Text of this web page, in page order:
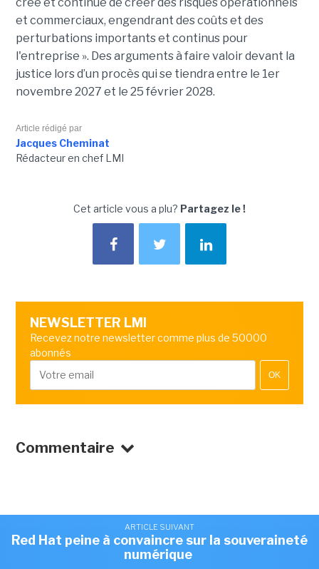
et commerciaux, engendrant des coûts et des
perturbations importants et continus pour
l'entreprise ». Des arguments à faire valoir devant la
justice lors d’un procès qui se tiendra entre le 1er
novembre 2027 et le 25 février 2028.
Article rédigé par
Jacques Cheminat
Rédacteur en chef LMI
Cet article vous a plu? Partagez le !
NEWSLETTER LMI
Recevez notre newsletter comme plus de 50000
abonnés
OK
Commentaire
ARTICLE SUIVANT
Red Hat peine à convaincre sur la souveraineté
numérique